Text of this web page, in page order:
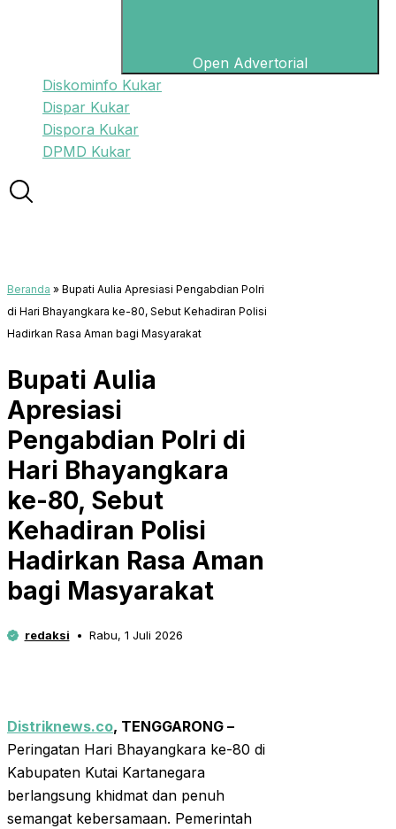
Open Advertorial
Diskominfo Kukar
Dispar Kukar
Dispora Kukar
DPMD Kukar
Beranda » Bupati Aulia Apresiasi Pengabdian Polri
di Hari Bhayangkara ke-80, Sebut Kehadiran Polisi
Hadirkan Rasa Aman bagi Masyarakat
Bupati Aulia
Apresiasi
Pengabdian Polri di
Hari Bhayangkara
ke-80, Sebut
Kehadiran Polisi
Hadirkan Rasa Aman
bagi Masyarakat
redaksi Rabu, 1 Juli 2026
Distriknews.co, TENGGARONG –
Peringatan Hari Bhayangkara ke-80 di
Kabupaten Kutai Kartanegara
berlangsung khidmat dan penuh
semangat kebersamaan. Pemerintah